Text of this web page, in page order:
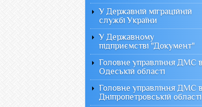
У Державній міграційній
службі України
У Державному
підприємстві "Документ"
Головне управління ДМС в
Одеській області
Головне управління ДМС в
Дніпропетровській області